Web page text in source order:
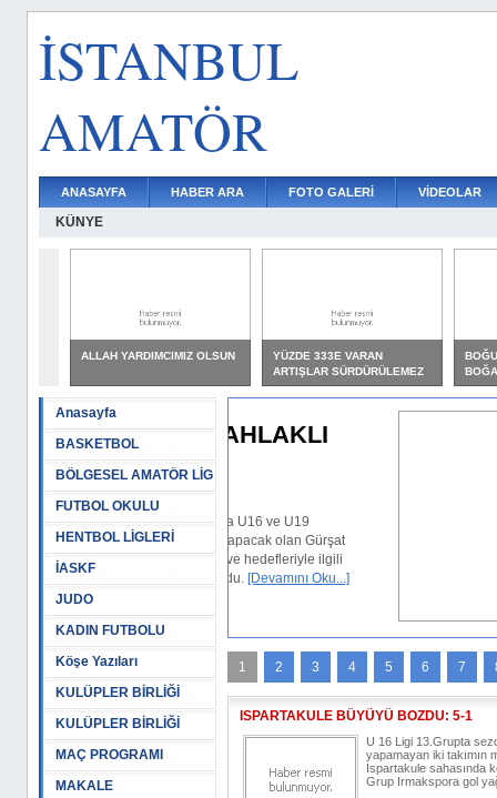
İSTANBUL
AMATÖR
ANASAYFA HABER ARA FOTO GALERİ VİDEOLAR
KÜNYE
ALLAH YARDIMCIMIZ OLSUN
YÜZDE 333E VARAN
ARTIŞLAR SÜRDÜRÜLEMEZ
Anasayfa
BASKETBOL
BÖLGESEL AMATÖR LİG
FUTBOL OKULU
HENTBOL LİGLERİ
İASKF
JUDO
KADIN FUTBOLU
Köşe Yazıları
KULÜPLER BİRLİĞİ
KULÜPLER BİRLİĞİ
MAÇ PROGRAMI
MAKALE
AHLAKLI
sezonda U16 ve U19
görev yapacak olan Gürşat
ve hedefleriyle ilgili
13:15
1 2 3 4 5 6 7
ISPARTAKULE BÜYÜYÜ BOZDU: 5-1
U 16 Ligi 13.Grupta
yapamayan iki takımın
Ispartakule sahasında
Grup Irmakspora gol